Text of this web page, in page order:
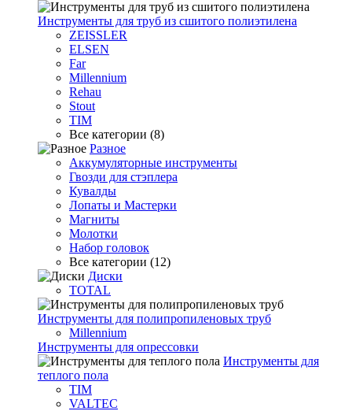
Инструменты для труб из сшитого полиэтилена
ZEISSLER
ELSEN
Far
Millennium
Rehau
Stout
TIM
Все категории (8)
Разное
Аккумуляторные инструменты
Гвозди для стэплера
Кувалды
Лопаты и Мастерки
Магниты
Молотки
Набор головок
Все категории (12)
Диски
TOTAL
Инструменты для полипропиленовых труб
Millennium
Инструменты для опрессовки
Инструменты для
теплого пола
TIM
VALTEC